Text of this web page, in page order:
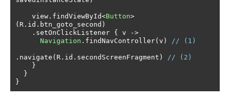
    view
. findViewById<Button>
( R . id . btn_goto_second )
. setOnClickListener { v
->
Navigation . findNavController( v ) // (1)
. navigate ( R . id . secondScreenFragment )
// (2)
}
}
}